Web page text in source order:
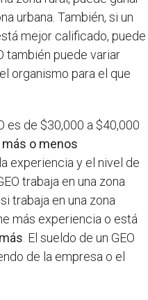
urbana. También, si un
mejor calificado, puede
también puede variar
organismo para el que
es de $30,000 a $40,000
o menos
experiencia y el nivel de
trabaja en una zona
trabaja en una zona
más experiencia o está
. El sueldo de un GEO
de la empresa o el